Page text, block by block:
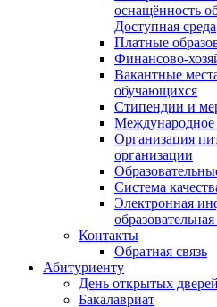
оснащённость
Доступная среда
Платные
Финансово-
Вакантные
обучающихся
Стипендии и
Международное
Организация
организации
Система
Электронная
образовательная
Контакты
Обратная связь
Абитуриенту
День открытых дверей
Бакалавриат